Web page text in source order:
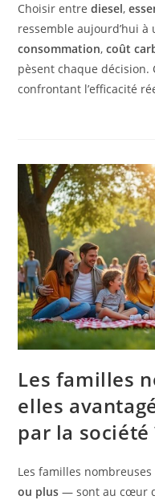
Choisir entrediesel,
ressemble aujourd’hui
consommation,coût
pèsent chaque décision.
confrontant l’efficacité
Les familles
elles
par la société
Les familles
ou plus — sont au cœur